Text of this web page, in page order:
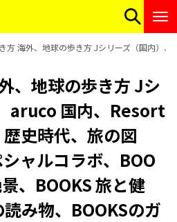
方 海外、地球の歩き方 Jシリーズ（国内）
、地球の歩き方 Jシ
aruco 国内、Resort
史時代、旅の図
ャルコラボ、BOO
、BOOKS 旅と健
み物、BOOKSのガ